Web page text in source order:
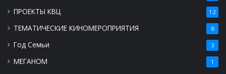
ПРОЕКТЫ КВЦ 12
ТЕМАТИЧЕСКИЕ КИНОМЕРОПРИЯТИЯ 8
Год Семьи 3
МЕГАНОМ 1